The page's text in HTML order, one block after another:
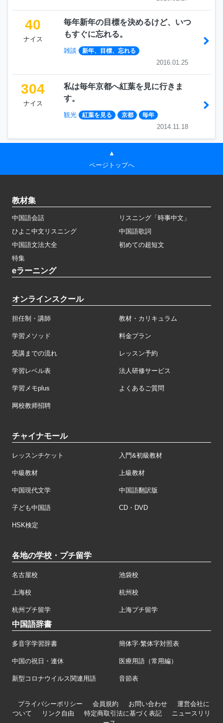
40
ナイス
毎年新年の目標を決めるけど、いつ
もすぐに忘れる。
雑談 新年、目標、忘れる
2016.01.25
304
ナイス
私は毎年京都へ紅葉を見に行きま
す。
観光 紅葉を見る 京都 毎年
2014.11.18
▲
ページトップへ
教材集
中国語会話
リスニング「時事中文」
ひよこ中文リスニング
中国語歌詞
中国語文法大全
初めての超短文
特集
eラーニング
オンラインスクール
担任制・講師 教材・カリキュラム
学習メソッド 料金プラン
受講までの流れ レッスン予約
学習レベル表 法人研修サービス
学習メモplus よくあるご質問
网校教师招聘
チャイナモール
レッスンチケット 入門&初級教材
中級教材 上級教材
中国現代文学 中国語翻訳版
子ども中国語 CD・DVD
HSK検定
各地の学校・プチ留学
名古屋校 池袋校
上海校 杭州校
杭州プチ留学 上海プチ留学
中国語辞書
多音字学習辞書 簡体字·繁体字対照表
中国の祝日・連休 医療用語（常用編）
新型コロナウイルス関連用語 音節表
プライバシーポリシー 会員規約 お問い合わせ
運営会社に
ついて
リンク自由 特定商取引法に基づく表記
ニュースリリ